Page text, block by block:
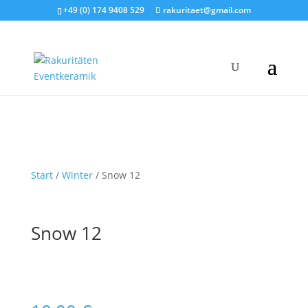
+49 (0) 174 9408 529 rakuritaet@gmail.com
Start/ Winter/ Snow 12
Snow 12